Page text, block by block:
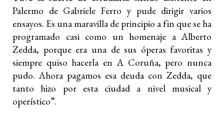
Palermo de Gabriele Ferro y pude dirigir varios
ensayos. Es una maravilla de principio a fin que se ha
programado casi como un homenaje a Alberto
Zedda, porque era una de sus óperas favoritas y
siempre quiso hacerla en A Coruña, pero nunca
pudo. Ahora pagamos esa deuda con Zedda, que
tanto hizo por esta ciudad a nivel musical y
operístico”.